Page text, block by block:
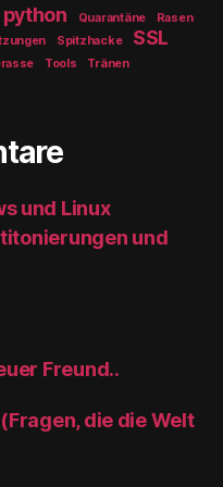
python Quarantäne Rasen
Spitzhacke
SSL
Tools Tränen
und Linux
und
Freund..
die die Welt